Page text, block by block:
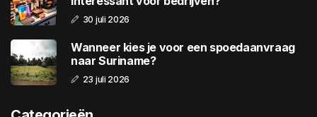
30 juli 2026
Wanneer kies je voor een spoedaanvraag
naar Suriname?
23 juli 2026